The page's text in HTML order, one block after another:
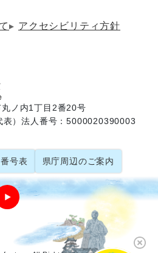
アクセシビリティ方針
ノ内1丁目2番20号
表）法人番号：5000020390003
号表 県庁周辺のご案内